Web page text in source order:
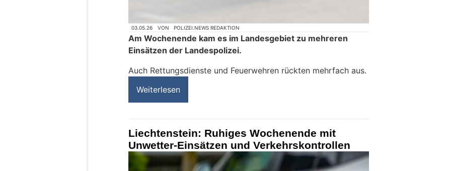
03.05.26 VON POLIZEI.NEWS REDAKTION
Am Wochenende kam es im Landesgebiet zu mehreren
Einsätzen der Landespolizei.
Auch Rettungsdienste und Feuerwehren rückten mehrfach aus.
Weiterlesen
Liechtenstein: Ruhiges Wochenende mit
Unwetter-Einsätzen und Verkehrskontrollen